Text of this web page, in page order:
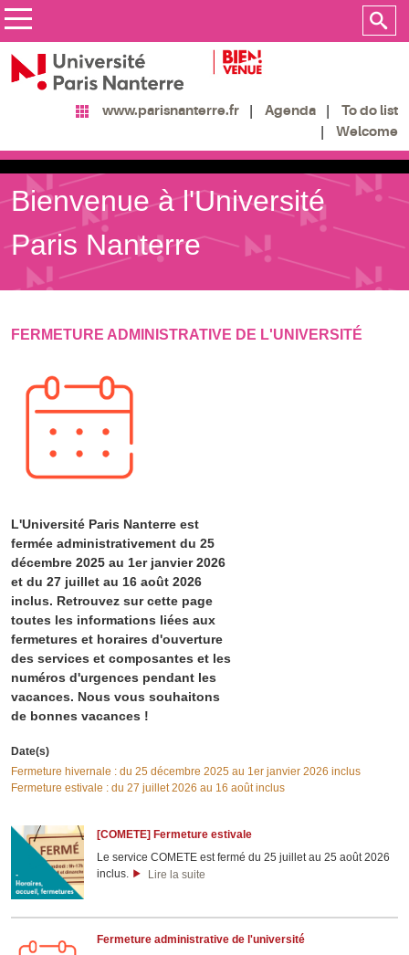
www.parisnanterre.fr Agenda
To do list
Welcome
Bienvenue à l'Université
Paris Nanterre
FERMETURE ADMINISTRATIVE DE L'UNIVERSITÉ
L'Université Paris Nanterre est
fermée administrativement du 25
décembre 2025 au 1er janvier 2026
et du 27 juillet au 16 août 2026
inclus. Retrouvez sur cette page
toutes les informations liées aux
fermetures et horaires d'ouverture
des services et composantes et les
numéros d'urgences pendant les
vacances. Nous vous souhaitons
de bonnes vacances !
Date(s)
Fermeture hivernale : du 25 décembre 2025 au 1er janvier 2026 inclus
Fermeture estivale : du 27 juillet 2026 au 16 août inclus
[COMETE] Fermeture estivale
Le service COMETE est fermé du 25 juillet au 25 août 2026
inclus.
Lire la suite
Fermeture administrative de l'université